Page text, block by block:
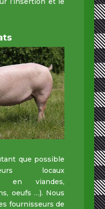
que possible
locaux
en viandes,
oeufs …). Nous
fournisseurs de